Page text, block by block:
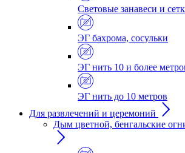
Световые занавеси и
ЭГ бахрома, сосульки
ЭГ нить 10 и более
ЭГ нить до 10 метров
Для развлечений и церемоний
Дым цветной, бенгальские